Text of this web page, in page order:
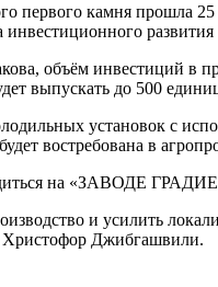
первого камня прошла
объём инвестиций в
выпускать до 500
установок с
востребована в
на «ЗАВОДЕ
и усилить
Джибгашвили.